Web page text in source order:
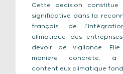
Cette décision constitue
significative dans la
français, de
climatique des
devoir de vigilance.
manière concrète, à
contentieux climatique